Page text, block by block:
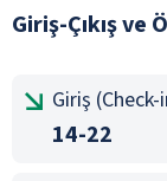
Giriş-Çıkış
Giriş (Check-
14-22